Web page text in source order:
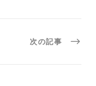
次の記事